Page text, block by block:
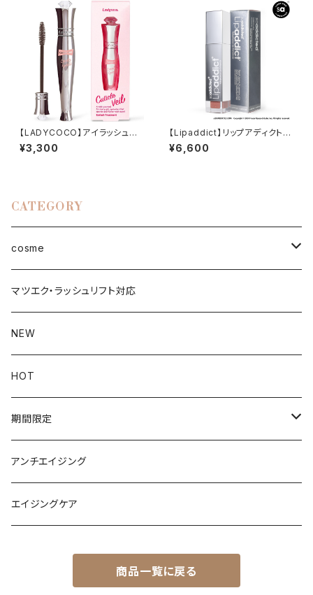
【LADYCOCO】アイラッシュトリ
ートメント キューティクルヴェー
ル
¥3,300
【Lipaddict】リップアディクト2
01スイートナッシング
¥6,600
CATEGORY
cosme
face
ファンデーション
UVケア
eye
まつ毛美容液
マスカラ
Lip
Day
Night
brow
ティント
body
ファンデーション
マツエク・ラッシュリフト対応
NEW
HOT
期間限定
キャンペーン
アンチエイジング
エイジングケア
商品一覧に戻る